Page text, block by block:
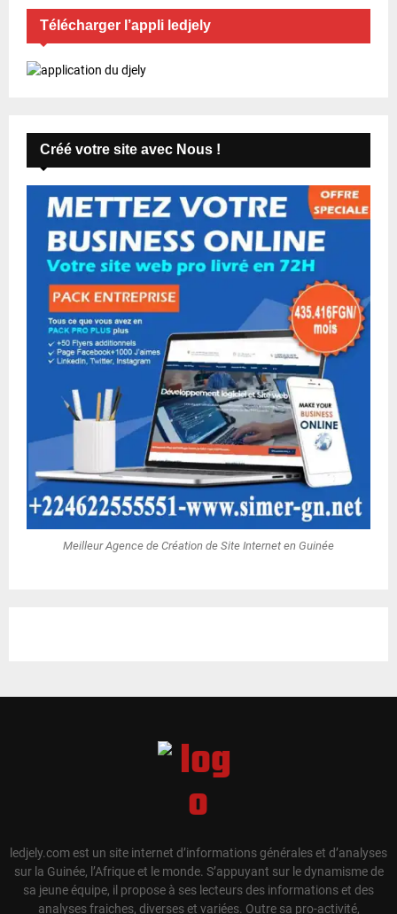
Télécharger l’appli ledjely
Créé votre site avec Nous !
Meilleur Agence de Création de Site Internet en Guinée
ledjely.com est un site internet d’informations générales et d’analyses
sur la Guinée, l’Afrique et le monde. S’appuyant sur le dynamisme de
sa jeune équipe, il propose à ses lecteurs des informations et des
analyses fraiches, diverses et variées. Outre sa pro-activité,